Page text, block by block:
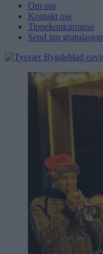
Om oss
Kontakt oss
Tippekonkurranse
Send inn gratulasjon